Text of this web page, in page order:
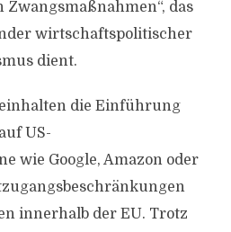
Zwangsmaßnahmen“, das
wirtschaftspolitischer
dient.
die Einführung
US-
wie Google, Amazon oder
innerhalb der EU. Trotz